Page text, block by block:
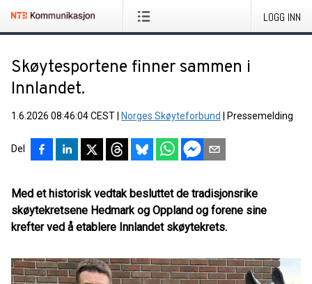
LOGG INN
Skøytesportene finner sammen i
Innlandet.
1.6.2026 08:46:04 CEST Norges Skøyteforbund Pressemelding
Del
Med et historisk vedtak besluttet de tradisjonsrike
skøytekretsene Hedmark og Oppland og forene sine
krefter ved å etablere Innlandet skøytekrets.